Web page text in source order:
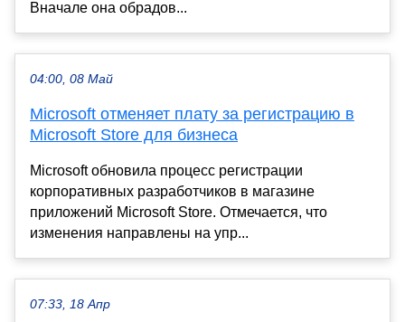
Вначале она обрадов...
04:00, 08 Май
Microsoft отменяет плату за регистрацию в
Microsoft Store для бизнеса
Microsoft обновила процесс регистрации
корпоративных разработчиков в магазине
приложений Microsoft Store. Отмечается, что
изменения направлены на упр...
07:33, 18 Апр